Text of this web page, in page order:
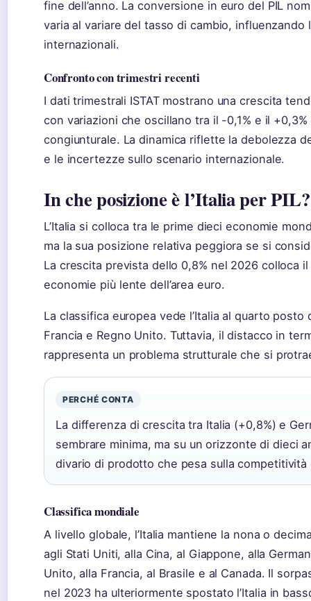
fine dell’anno. La conversione in euro del PIL
varia al variare del tasso di cambio, influenzando
internazionali.
Confronto con trimestri recenti
I dati trimestrali ISTAT mostrano una crescita
con variazioni che oscillano tra il -0,1% e il +0,3%
congiunturale. La dinamica riflette la debolezza
e le incertezze sullo scenario internazionale.
In che posizione è l’Italia per PIL?
L’Italia si colloca tra le prime dieci economie
ma la sua posizione relativa peggiora se si
La crescita prevista dello 0,8% nel 2026 colloca
economie più lente dell’area euro.
La classifica europea vede l’Italia al quarto posto
Francia e Regno Unito. Tuttavia, il distacco in
rappresenta un problema strutturale che si
PERCHÉ CONTA
La differenza di crescita tra Italia (+0,8%) e
sembrare minima, ma su un orizzonte di dieci
divario di prodotto che pesa sulla competitività
Classifica mondiale
A livello globale, l’Italia mantiene la nona o
agli Stati Uniti, alla Cina, al Giappone, alla
Unito, alla Francia, al Brasile e al Canada. Il
nel 2023 ha ulteriormente spostato l’Italia in